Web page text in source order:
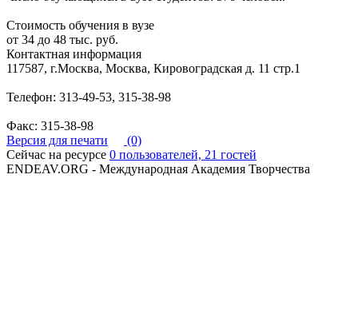
Стоимость обучения в вузе
от 34 до 48 тыс. руб.
Контактная информация
117587, г.Москва, Москва, Кировоградская д. 11 стр.1
Телефон: 313-49-53, 315-38-98
Факс: 315-38-98
Версия для печати
(0)
Сейчас на ресурсе 0 пользователей, 21 гостей
ENDEAV.ORG - Международная Академия Творчества